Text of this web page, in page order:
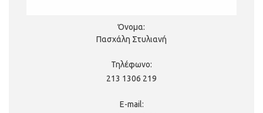
Πασχάλη Στυλιανή
213 1306 219